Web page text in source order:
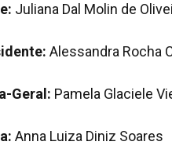
Juliana Dal Molin de
Alessandra Rocha
Geral: Pamela Glaciele
Anna Luiza Diniz Soares